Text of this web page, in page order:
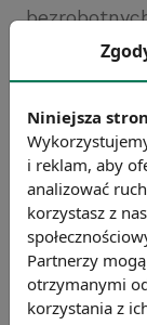
stopa
Bezrobocie
Bezrobocie
Bezrobocie
Niniejsza
i reklam, aby
analizować
korzystasz z
Partnerzy
otrzymanymi
korzystania z